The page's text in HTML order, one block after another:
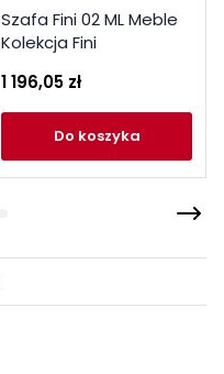
Szafa Fini 02 ML Meble
Kolekcja Fini
1 196,05 zł
do koszyka